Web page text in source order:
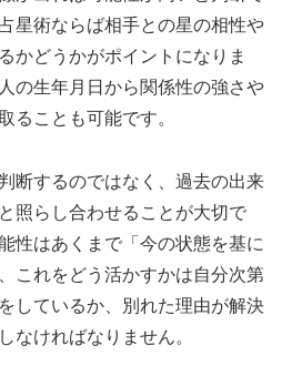
星術ならば相手との星の相性や
かどうかがポイントになりま
の生年月日から関係性の強さや
ることも可能です。
断するのではなく、過去の出来
照らし合わせることが大切で
性はあくまで「今の状態を基に
これをどう活かすかは自分次第
しているか、別れた理由が解決
なければなりません。